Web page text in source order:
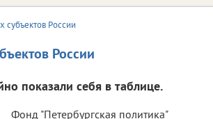
субъектов России
России
показали себя в таблице.
Фонд "Петербургская политика"